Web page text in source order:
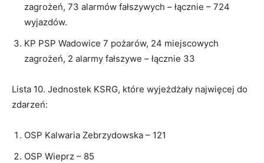
zagrożeń, 73 alarmów fałszywych – łącznie – 724
wyjazdów.
KP PSP Wadowice 7 pożarów, 24 miejscowych
zagrożeń, 2 alarmy fałszywe – łącznie 33
Lista 10. Jednostek KSRG, które wyjeżdżały najwięcej do
zdarzeń:
OSP Kalwaria Zebrzydowska – 121
OSP Wieprz – 85